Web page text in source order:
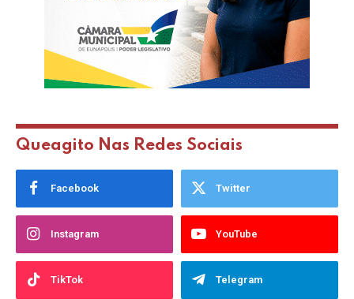
Queagito Nas Redes Sociais
Facebook Twitter
Instagram YouTube
TikTok Telegram